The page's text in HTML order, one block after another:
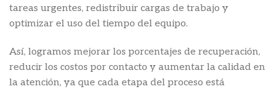
tareas urgentes, redistribuir cargas de trabajo y
optimizar el uso del tiempo del equipo.
Así, logramos mejorar los porcentajes de recuperación,
reducir los costos por contacto y aumentar la calidad en
la atención, ya que cada etapa del proceso está